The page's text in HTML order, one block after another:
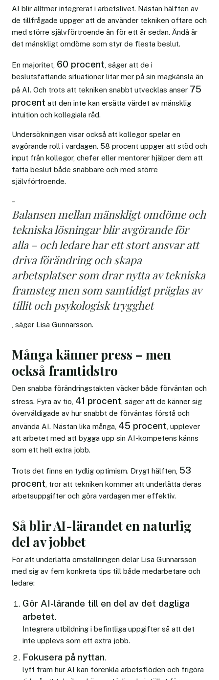
AI blir alltmer integrerat i arbetslivet. Nästan hälften av
de tillfrågade uppger att de använder tekniken oftare och
med större självförtroende än för ett år sedan. Ändå är
det mänskligt omdöme som styr de flesta beslut.
En majoritet, 60 procent , säger att de i
beslutsfattande situationer litar mer på sin magkänsla än
på AI. Och trots att tekniken snabbt utvecklas anser 75
procent att den inte kan ersätta värdet av mänsklig
intuition och kollegiala råd.
Undersökningen visar också att kollegor spelar en
avgörande roll i vardagen. 58 procent uppger att stöd och
input från kollegor, chefer eller mentorer hjälper dem att
fatta beslut både snabbare och med större
självförtroende.
–
Balansen mellan mänskligt omdöme och
tekniska lösningar blir avgörande för
alla – och ledare har ett stort ansvar att
driva förändring och skapa
arbetsplatser som drar nytta av tekniska
framsteg men som samtidigt präglas av
tillit och psykologisk trygghet
, säger Lisa Gunnarsson.
Många känner press – men
också framtidstro
Den snabba förändringstakten väcker både förväntan och
stress. Fyra av tio, 41 procent , säger att de känner sig
överväldigade av hur snabbt de förväntas förstå och
använda AI. Nästan lika många, 45 procent , upplever
att arbetet med att bygga upp sin AI-kompetens känns
som ett helt extra jobb.
Trots det finns en tydlig optimism. Drygt hälften, 53
procent , tror att tekniken kommer att underlätta deras
arbetsuppgifter och göra vardagen mer effektiv.
Så blir AI-lärandet en naturlig
del av jobbet
För att underlätta omställningen delar Lisa Gunnarsson
med sig av fem konkreta tips till både medarbetare och
ledare:
Gör AI-lärande till en del av det dagliga
arbetet.
Integrera utbildning i befintliga uppgifter så att det
inte upplevs som ett extra jobb.
Fokusera på nyttan.
lyft fram hur AI kan förenkla arbetsflöden och frigöra